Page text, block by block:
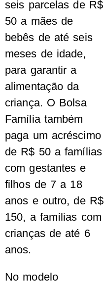
seis parcelas de R$
50 a mães de
bebês de até seis
meses de idade,
para garantir a
alimentação da
criança. O Bolsa
Família também
paga um acréscimo
de R$ 50 a famílias
com gestantes e
filhos de 7 a 18
anos e outro, de R$
150, a famílias com
crianças de até 6
anos.
No modelo